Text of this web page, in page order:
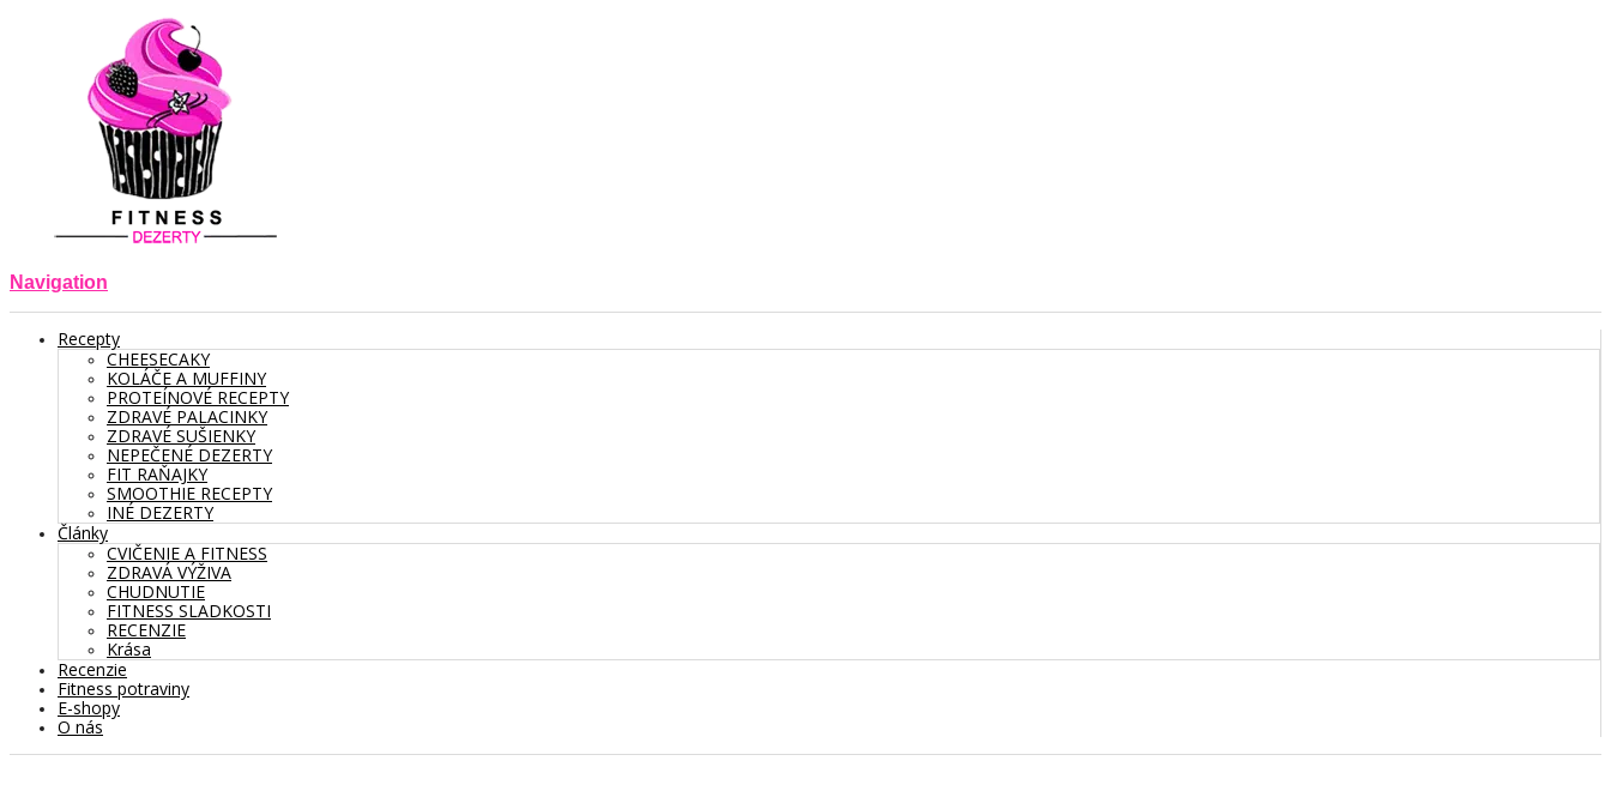
Navigation
Recepty
CHEESECAKY
KOLÁČE A MUFFINY
PROTEÍNOVÉ RECEPTY
ZDRAVÉ PALACINKY
ZDRAVÉ SUŠIENKY
NEPEČENÉ DEZERTY
FIT RAŇAJKY
SMOOTHIE RECEPTY
INÉ DEZERTY
Články
CVIČENIE A FITNESS
ZDRAVÁ VÝŽIVA
CHUDNUTIE
FITNESS SLADKOSTI
RECENZIE
Krása
Recenzie
Fitness potraviny
E-shopy
O nás